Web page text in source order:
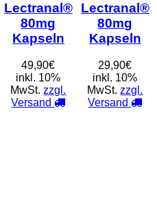
Lectranal®
80mg
Kapseln
49,90€
inkl. 10%
MwSt.zzgl.
Versand
Lectranal®
80mg
Kapseln
29,90€
inkl. 10%
MwSt.zzgl.
Versand